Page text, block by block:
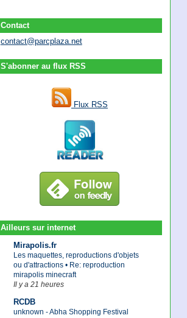
Contact
contact@parcplaza.net
S'abonner au flux RSS
Flux RSS
Ailleurs sur internet
Mirapolis.fr
Les maquettes, reproductions d'objets
ou d'attractions • Re: reproduction
mirapolis minecraft
Il y a 21 heures
RCDB
unknown - Abha Shopping Festival